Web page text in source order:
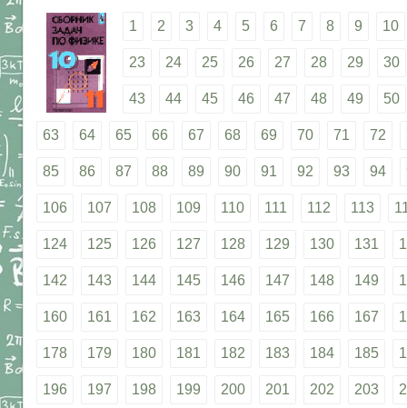
1 2 3 4 5 6 7 8 9 10
23 24 25 26 27 28 29 30
43 44 45 46 47 48 49 50
63 64 65 66 67 68 69 70 71 72
85 86 87 88 89 90 91 92 93 94
106 107 108 109 110 111 112 113
124 125 126 127 128 129 130 131
142 143 144 145 146 147 148 149
160 161 162 163 164 165 166 167
178 179 180 181 182 183 184 185
196 197 198 199 200 201 202 203